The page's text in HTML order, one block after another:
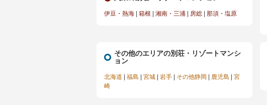
伊豆・熱海 箱根 湘南・三浦 房総 那須・塩原
その他のエリアの別荘・リゾートマンシ
ョン
北海道 福島 宮城 岩手 その他静岡 鹿児島
宮
崎